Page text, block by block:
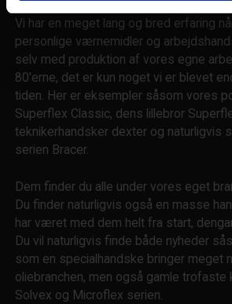
Vi har en meget lang og bred erfaring
personlige værnemidler og
selv med produktion af vores egne
80'erne, det er kun noget vi er blevet
tiden. Her er eksempler såsom vores
Superflex Classic, dens lillebror
teknikerhandsker dexter og naturligvis
serien Bracer.
Dem finder du alle under vores eget
Du finder naturligvis også en masse
har været med dem helt fra start,
Du vil naturligvis finde både nyheder
som en specialhandske bringer meget
oliebranchen, men også gamle trofaste
Solvex og Microflex serien.